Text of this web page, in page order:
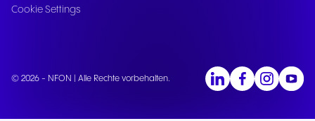
Cookie Settings
© 2026 - NFON | Alle Rechte vorbehalten.